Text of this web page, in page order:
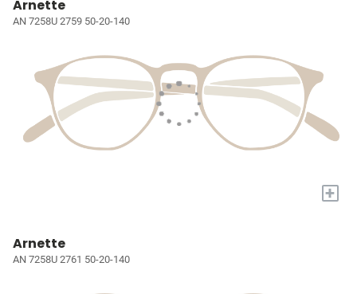
Arnette
AN 7258U 2759 50-20-140
+
Arnette
AN 7258U 2761 50-20-140